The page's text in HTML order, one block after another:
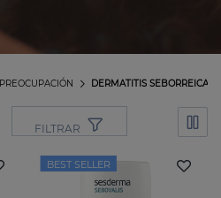
DERMATITIS SEBORREICA
PREOCUPACIÓN
FILTRAR
BEST SELLER